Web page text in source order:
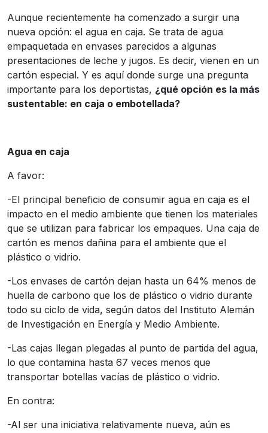
Aunque recientemente ha comenzado a surgir una
nueva opción: el agua en caja. Se trata de agua
empaquetada en envases parecidos a algunas
presentaciones de leche y jugos. Es decir, vienen en un
cartón especial. Y es aquí donde surge una pregunta
importante para los deportistas, ¿qué opción es la más
sustentable: en caja o embotellada?
Agua en caja
A favor:
-El principal beneficio de consumir agua en caja es el
impacto en el medio ambiente que tienen los materiales
que se utilizan para fabricar los empaques. Una caja de
cartón es menos dañina para el ambiente que el
plástico o vidrio.
-Los envases de cartón dejan hasta un 64% menos de
huella de carbono que los de plástico o vidrio durante
todo su ciclo de vida, según datos del Instituto Alemán
de Investigación en Energía y Medio Ambiente.
-Las cajas llegan plegadas al punto de partida del agua,
lo que contamina hasta 67 veces menos que
transportar botellas vacías de plástico o vidrio.
En contra:
-Al ser una iniciativa relativamente nueva, aún es